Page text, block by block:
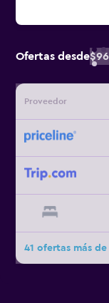
Ofertas desde$96
Proveedor